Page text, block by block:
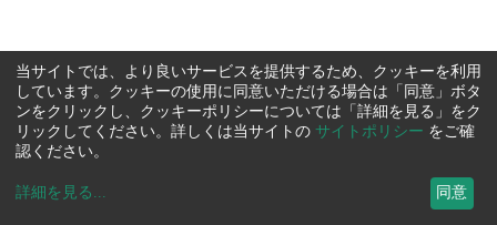
当サイトでは、より良いサービスを提供するため、クッキーを利用
しています。クッキーの使用に同意いただける場合は「同意」ボタ
ンをクリックし、クッキーポリシーについては「詳細を見る」をク
リックしてください。詳しくは当サイトの サイトポリシー をご確
認ください。
詳細を見る ... 同意